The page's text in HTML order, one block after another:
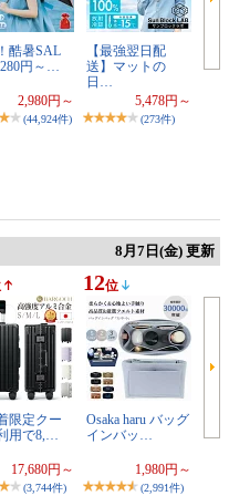
酷暑SAL
円～…
2,980円～
(44,924件)
【最強翌日配
送】マットの
日…
5,478円～
(273件)
8月7日(金) 更新
限定クー
用で8,…
17,680円～
(3,744件)
12位
Osaka haru バッグ
インバッ…
1,980円～
(2,991件)